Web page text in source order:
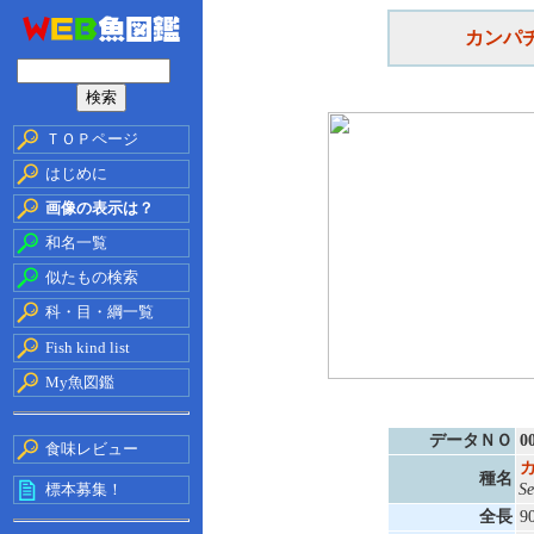
ＴＯＰページ
はじめに
画像の表示は？
和名一覧
似たもの検索
科・目・綱一覧
Fish kind list
My魚図鑑
食味レビュー
標本募集！
カンパ
データＮＯ
種名
全長